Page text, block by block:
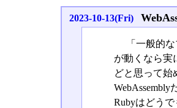
2023-10-13(Fri)
「一般的
が動くなら実
どと思って始
WebAssembly
Rubyはどう